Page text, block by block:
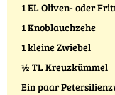
1 EL Oliven- oder
1 Knoblauchzehe
1 kleine Zwiebel
½ TL Kreuzkümmel
Ein paar